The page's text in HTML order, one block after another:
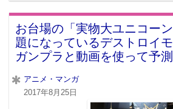
お台場の「実物大ユニコー
題になっているデストロイ
ガンプラと動画を使って予
アニメ・マンガ
2017年8月25日